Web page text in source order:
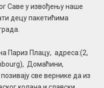
Саве у извођењу наше
децу пакетићима
Париз Плацу, адреса:(2,
Домаћини,
све вернике да из